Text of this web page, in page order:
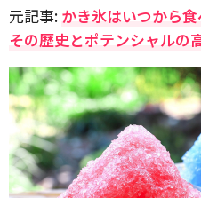
元記事: かき氷はいつから
その歴史とポテンシャルの